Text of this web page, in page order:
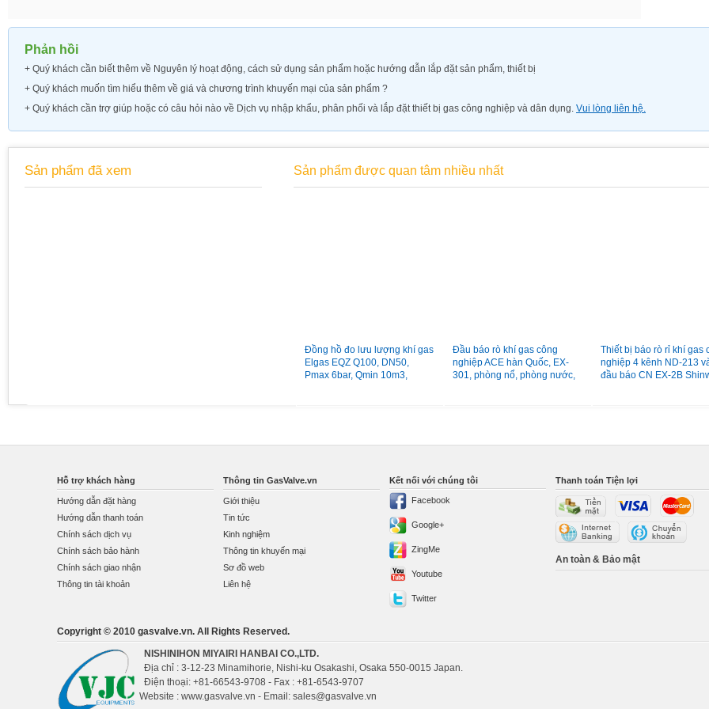
Phản hồi
+ Quý khách cần biết thêm về Nguyên lý hoạt động, cách sử dụng sản phẩm hoặc hướng dẫn lắp đặt sản phẩm, thiết bị
+ Quý khách muốn tìm hiểu thêm về giá và chương trình khuyến mại của sản phẩm ?
+ Quý khách cần trợ giúp hoặc có câu hỏi nào về Dịch vụ nhập khẩu, phân phối và lắp đặt thiết bị gas công nghiệp và dân dụng. Vui lòng liên hệ.
Sản phẩm đã xem Sản phẩm được quan tâm nhiều nhất
Đồng hồ đo lưu lượng khí gas
Elgas EQZ Q100, DN50,
Pmax 6bar, Qmin 10m3,
Đầu báo rò khí gas công
nghiệp ACE hàn Quốc, EX-
301, phòng nổ, phòng nước,
Thiết bị báo rò rỉ khí gas
nghiệp 4 kênh ND-213
đầu báo CN EX-2B
Hỗ trợ khách hàng
Hướng dẫn đặt hàng
Hướng dẫn thanh toán
Chính sách dịch vụ
Chính sách bảo hành
Chính sách giao nhận
Thông tin tài khoản
Thông tin GasValve.vn
Giới thiệu
Tin tức
Kinh nghiệm
Thông tin khuyến mại
Sơ đồ web
Liên hệ
Kết nối với chúng tôi
Facebook
Google+
ZingMe
Youtube
Twitter
Thanh toán Tiện lợi
An toàn & Bảo mật
Copyright © 2010 gasvalve.vn. All Rights Reserved.
NISHINIHON MIYAIRI HANBAI CO.,LTD.
Địa chỉ : 3-12-23 Minamihorie, Nishi-ku Osakashi, Osaka 550-0015 Japan.
Điện thoại: +81-66543-9708 - Fax : +81-6543-9707
Website : www.gasvalve.vn - Email: sales@gasvalve.vn